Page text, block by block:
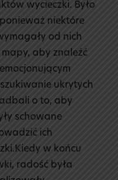
wycieczki. Było
niektóre
od nich
aby znaleźć
ukrytych
o to, aby
schowane
ich
w końcu
radość była